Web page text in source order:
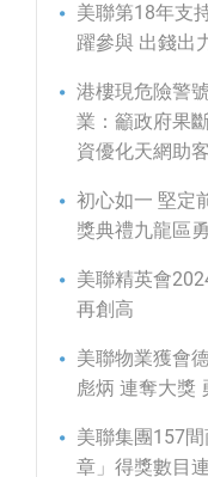
美聯第18年支
躍參與 出錢出
港樓現危險警
業：籲政府果
資優化天網助
初心如一 堅定
獎典禮九龍區
美聯精英會
再創高
美聯物業獲會
彪炳 連奪大獎
美聯集團157
章」得獎數目